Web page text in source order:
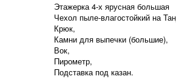
Этажерка 4-х ярусная большая
Чехол пыле-влагостойкий на
Крюк,
Камни для выпечки (большие),
Вок,
Пирометр,
Подставка под казан.